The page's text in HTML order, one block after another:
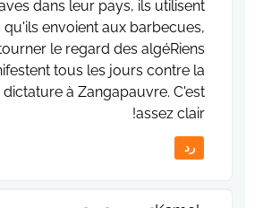
dans leur pays, ils utilisent
qu'ils envoient aux barbecues,
le regard des algéRiens
tous les jours contre la
dictature à Zangapauvre. C'est
assez clair!
رد